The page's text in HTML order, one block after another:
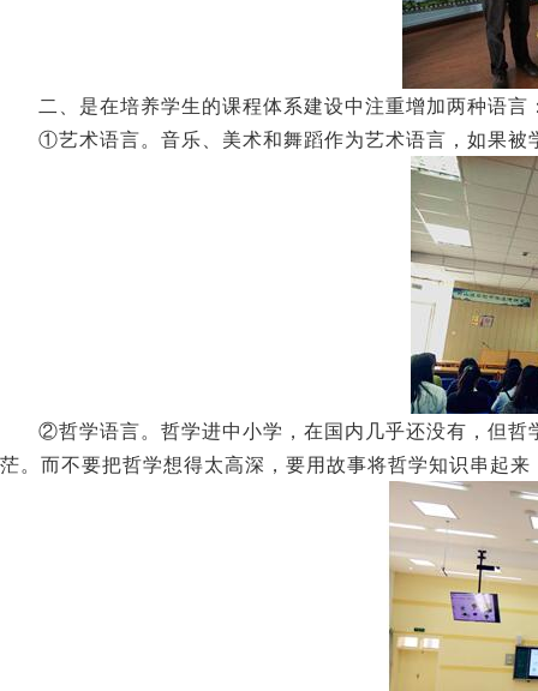
二、是在培养学生的课程体系建设中注重增加两种语言
①艺术语言。音乐、美术和舞蹈作为艺术语言，如果
②哲学语言。哲学进中小学，在国内几乎还没有，但
茫。而不要把哲学想得太高深，要用故事将哲学知识串起